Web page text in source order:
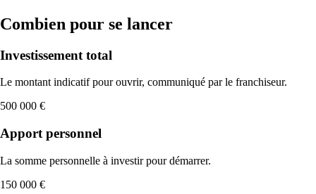
Combien pour se lancer
Investissement total
Le montant indicatif pour ouvrir, communiqué par le franchiseur.
500 000 €
Apport personnel
La somme personnelle à investir pour démarrer.
150 000 €